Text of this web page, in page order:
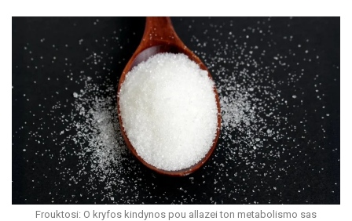
Frouktosi: O kryfos kindynos pou allazei ton metabolismo sas